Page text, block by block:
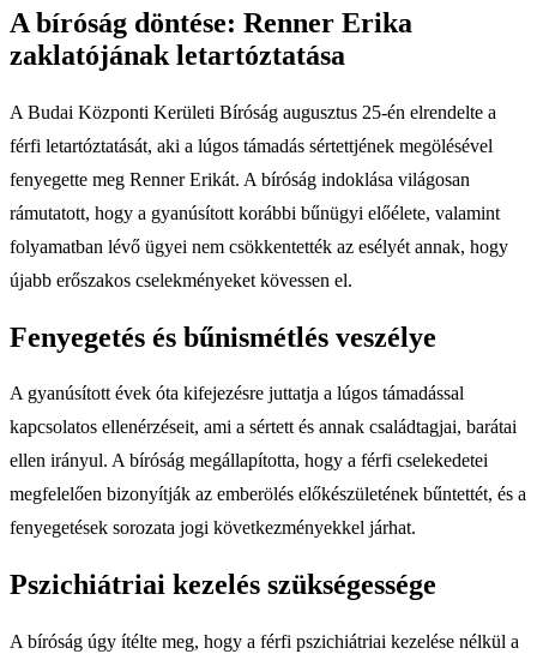
A bíróság döntése: Renner Erika
zaklatójának letartóztatása
A Budai Központi Kerületi Bíróság augusztus 25-én elrendelte a
férfi letartóztatását, aki a lúgos támadás sértettjének megölésével
fenyegette meg Renner Erikát. A bíróság indoklása világosan
rámutatott, hogy a gyanúsított korábbi bűnügyi előélete, valamint
folyamatban lévő ügyei nem csökkentették az esélyét annak, hogy
újabb erőszakos cselekményeket kövessen el.
Fenyegetés és bűnismétlés veszélye
A gyanúsított évek óta kifejezésre juttatja a lúgos támadással
kapcsolatos ellenérzéseit, ami a sértett és annak családtagjai, barátai
ellen irányul. A bíróság megállapította, hogy a férfi cselekedetei
megfelelően bizonyítják az emberölés előkészületének bűntettét, és a
fenyegetések sorozata jogi következményekkel járhat.
Pszichiátriai kezelés szükségessége
A bíróság úgy ítélte meg, hogy a férfi pszichiátriai kezelése nélkül a